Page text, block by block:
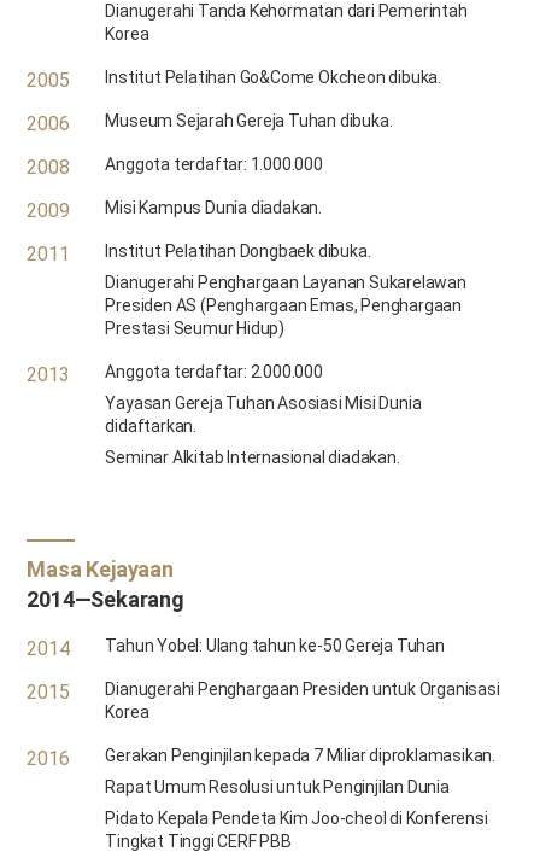
Dianugerahi Tanda Kehormatan dari Pemerintah
Korea
2005 Institut Pelatihan Go&Come Okcheon dibuka.
2006 Museum Sejarah Gereja Tuhan dibuka.
2008 Anggota terdaftar: 1.000.000
2009 Misi Kampus Dunia diadakan.
2011
Institut Pelatihan Dongbaek dibuka.
Dianugerahi Penghargaan Layanan Sukarelawan
Presiden AS (Penghargaan Emas, Penghargaan
Prestasi Seumur Hidup)
2013
Anggota terdaftar: 2.000.000
Yayasan Gereja Tuhan Asosiasi Misi Dunia
didaftarkan.
Seminar Alkitab Internasional diadakan.
Masa Kejayaan
2014—Sekarang
2014 Tahun Yobel: Ulang tahun ke-50 Gereja Tuhan
2015
Dianugerahi Penghargaan Presiden untuk Organisasi
Korea
2016
Gerakan Penginjilan kepada 7 Miliar diproklamasikan.
Rapat Umum Resolusi untuk Penginjilan Dunia
Pidato Kepala Pendeta Kim Joo-cheol di Konferensi
Tingkat Tinggi CERF PBB